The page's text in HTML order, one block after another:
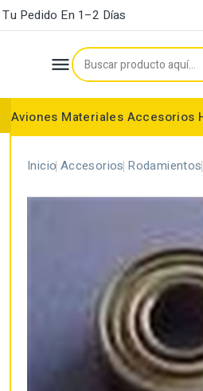
Pedido En 1–2 Días

Aviones Materiales Accesorios
Inicio Accesorios Rodamientos